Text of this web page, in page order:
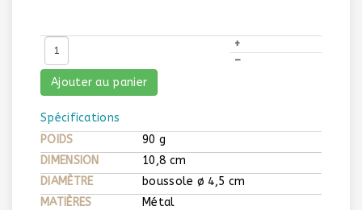
+
–
Ajouter au panier
Spécifications
POIDS
90 g
DIMENSION
10,8 cm
DIAMÈTRE
boussole ø 4,5 cm
MATIÈRES
Métal